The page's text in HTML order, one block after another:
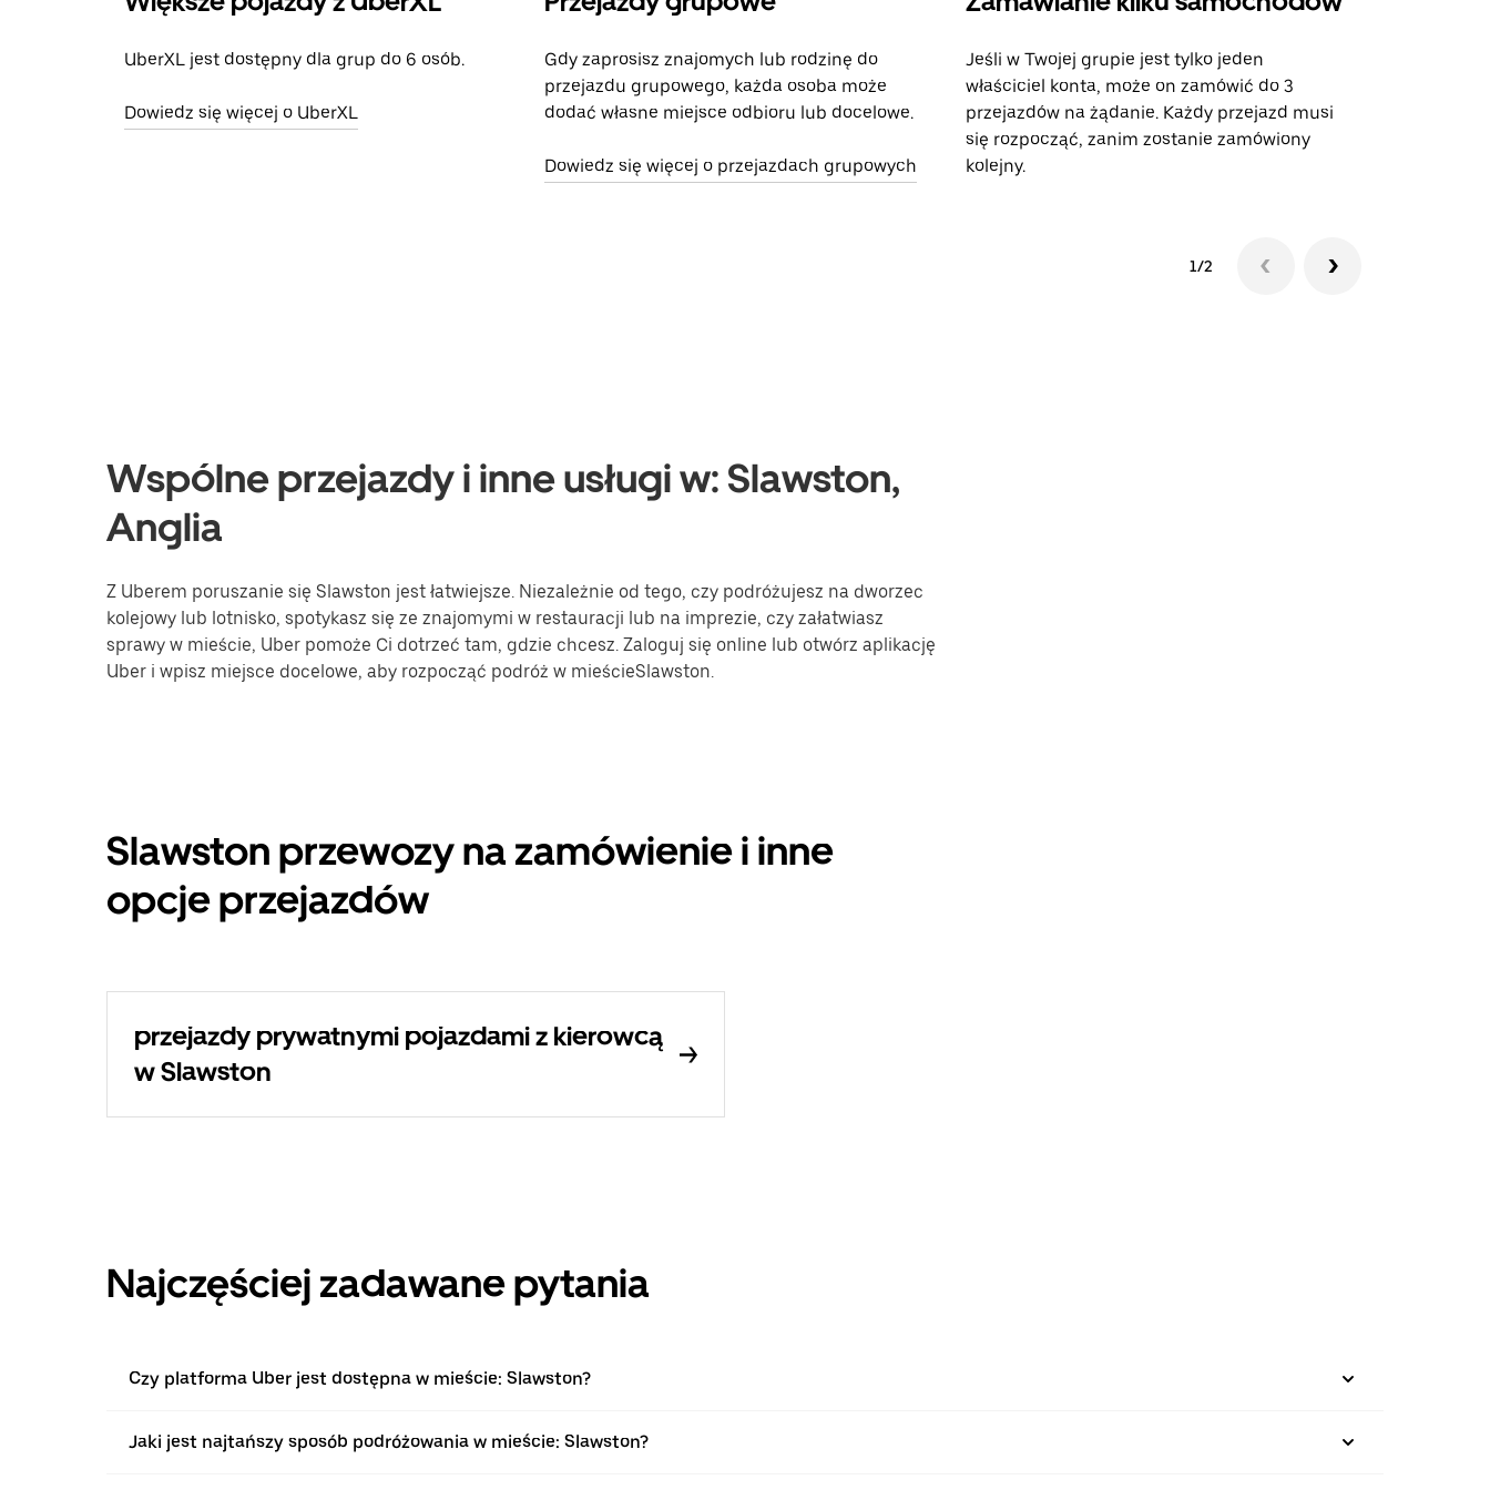
UberXL jest dostępny dla grup do 6 osób.
Dowiedz się więcej o UberXL
Gdy zaprosisz znajomych lub rodzinę do
przejazdu grupowego, każda osoba może
dodać własne miejsce odbioru lub docelowe.
Dowiedz się więcej o przejazdach grupowych
Jeśli w Twojej grupie jest tylko jeden
właściciel konta, może on zamówić do 3
przejazdów na żądanie. Każdy przejazd musi
się rozpocząć, zanim zostanie zamówiony
kolejny.
1/2
Wspólne przejazdy i inne usługi w: Slawston,
Anglia
Z Uberem poruszanie się Slawston jest łatwiejsze. Niezależnie od tego, czy podróżujesz na dworzec
kolejowy lub lotnisko, spotykasz się ze znajomymi w restauracji lub na imprezie, czy załatwiasz
sprawy w mieście, Uber pomoże Ci dotrzeć tam, gdzie chcesz. Zaloguj się online lub otwórz aplikację
Uber i wpisz miejsce docelowe, aby rozpocząć podróż w mieścieSlawston.
Slawston przewozy na zamówienie i inne
opcje przejazdów
przejazdy prywatnymi pojazdami z kierowcą
w Slawston
Najczęściej zadawane pytania
Czy platforma Uber jest dostępna w mieście: Slawston?
Jaki jest najtańszy sposób podróżowania w mieście: Slawston?